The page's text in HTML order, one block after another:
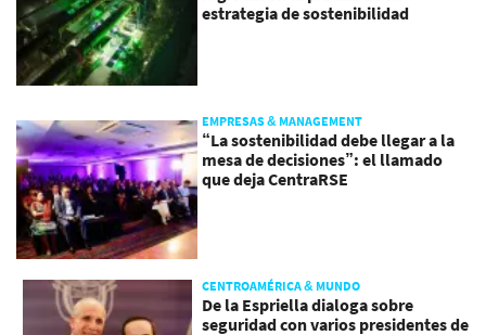
estrategia de sostenibilidad
EMPRESAS & MANAGEMENT
“La sostenibilidad debe llegar a la
mesa de decisiones”: el llamado
que deja CentraRSE
CENTROAMÉRICA & MUNDO
De la Espriella dialoga sobre
seguridad con varios presidentes de